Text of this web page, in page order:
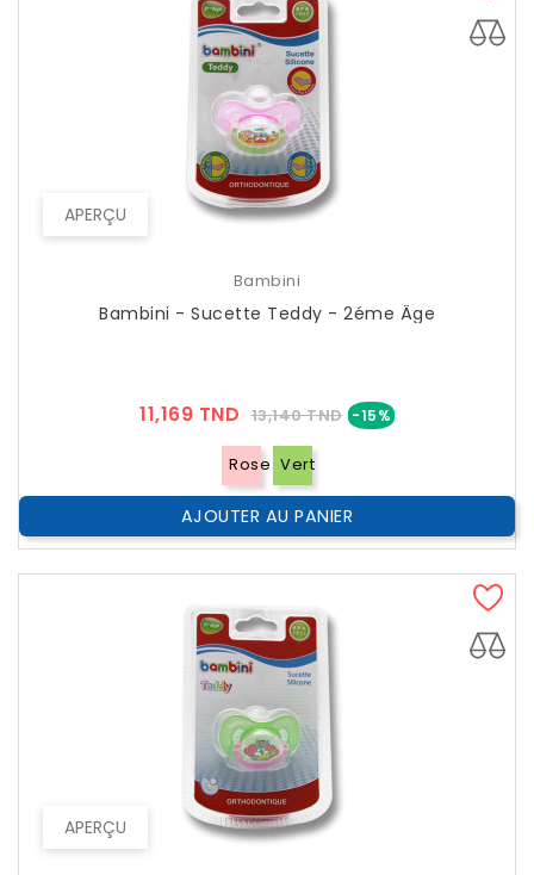
APERÇU
Bambini
Bambini - Sucette Teddy - 2éme Âge
11,169 TND Prix
Public
13,140 TND -15%Prix
Rose Vert
AJOUTER AU PANIER
APERÇU